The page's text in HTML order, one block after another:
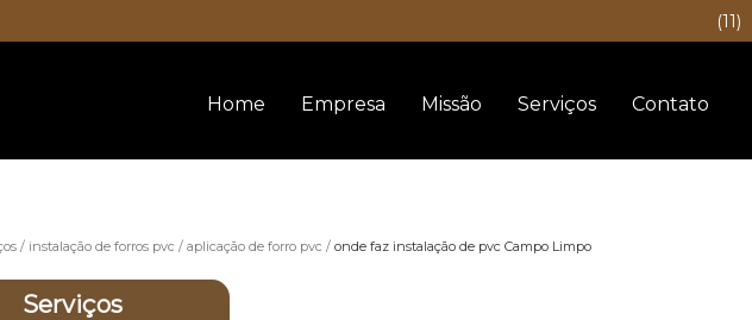
Home Empresa Missão Serviços Contato
(11)
instalação de forros pvc aplicação de forro pvc onde faz instalação de pvc Campo Limpo
Serviços